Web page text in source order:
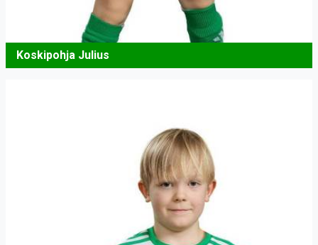
Koskipohja Julius